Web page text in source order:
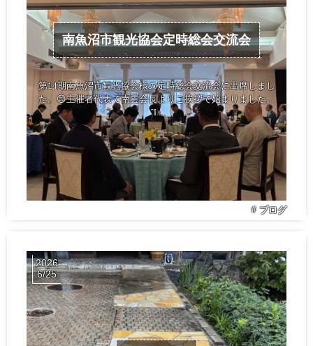
南魚沼市観光協会定時総会交流会
第14期南魚沼市観光協会様の定時総会交流会に出席しまし
た。😊主催者代表で南雲会長よりご挨拶で始まりました。
Ἲ...
ブログ
2026
6 25